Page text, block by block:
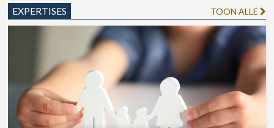
EXPERTISES TOON ALLE